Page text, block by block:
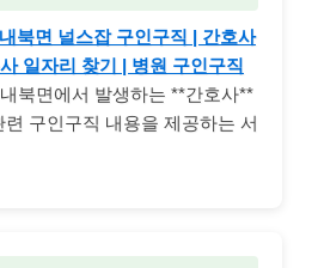
북면 널스잡 구인구직 | 간호사
일자리 찾기 | 병원 구인구직
북면에서 발생하는 **간호사**
구인구직 내용을 제공하는 서